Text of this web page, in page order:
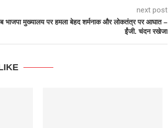
next post
भाजपा मुख्यालय पर हमला बेहद शर्मनाक और लोकतंत्र पर आघात –
ईंजी. चंदन रखेजा